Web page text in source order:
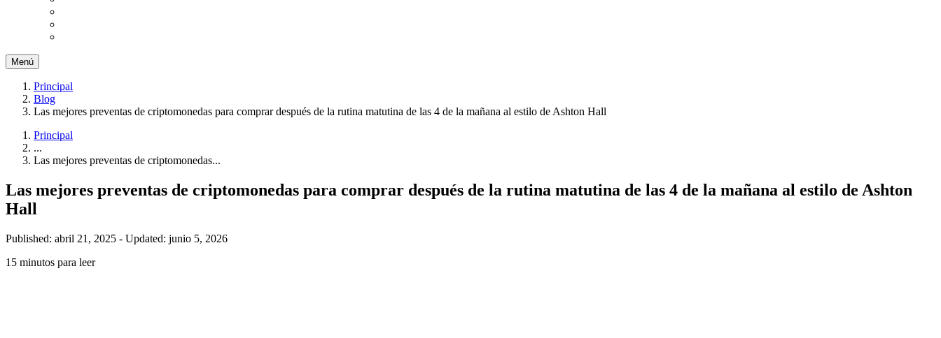
Menú
Principal
Blog
Las mejores preventas de criptomonedas para comprar después de la rutina matutina de las 4 de la mañana al estilo de Ashton Hall
Principal
...
Las mejores preventas de criptomonedas...
Las mejores preventas de criptomonedas para comprar después de la rutina matutina de las 4 de la mañana al estilo de Ashton
Hall
Published: abril 21, 2025 - Updated: junio 5, 2026
15 minutos para leer